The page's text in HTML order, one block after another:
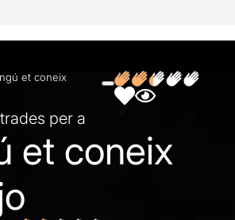
et coneix
per a
et coneix